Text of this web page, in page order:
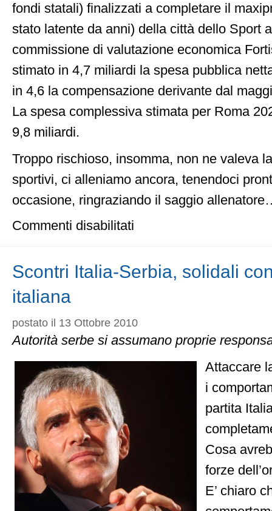
fondi statali) finalizzati a completare il
stato latente da anni) della città dello Sport
commissione di valutazione economica
stimato in 4,7 miliardi la spesa pubblica
in 4,6 la compensazione derivante dal
La spesa complessiva stimata per Roma
9,8 miliardi.
Troppo rischioso, insomma, non ne valeva
sportivi, ci alleniamo ancora, tenendoci
occasione, ringraziando il saggio
Commenti disabilitati
sportivi…
Scontri Italia-Serbia, solidali
italiana
postato il 13 Ottobre 2010
Autorità serbe si assumano proprie
Attaccare
i
partita
Cosa
forze
E’ chiaro